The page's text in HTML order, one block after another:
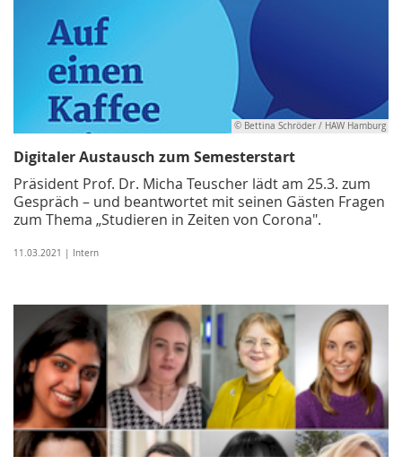
© Bettina Schröder / HAW Hamburg
Digitaler Austausch zum Semesterstart
Präsident Prof. Dr. Micha Teuscher lädt am 25.3. zum
Gespräch – und beantwortet mit seinen Gästen Fragen
zum Thema „Studieren in Zeiten von Corona".
11.03.2021 | Intern